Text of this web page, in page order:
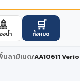
🚿
งน้ำ
🛒
ทั้งหมด
นลามิเนต/AA10611